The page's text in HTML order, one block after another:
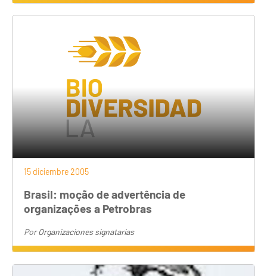
15 diciembre 2005
Brasil: moção de advertência de
organizações a Petrobras
PorOrganizaciones signatarias